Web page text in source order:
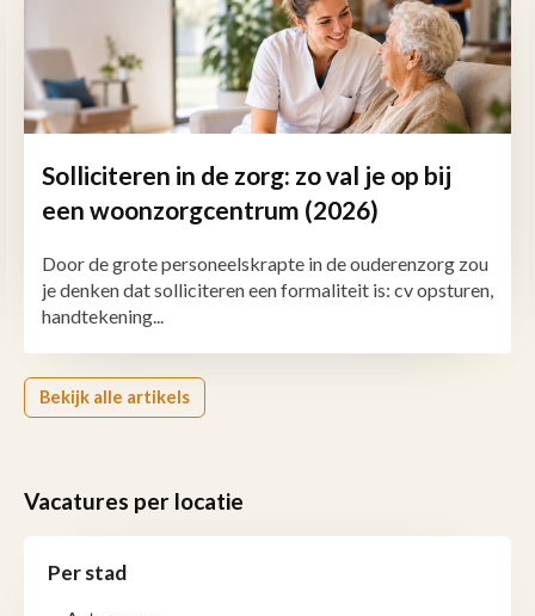
Solliciteren in de zorg: zo val je op bij
een woonzorgcentrum (2026)
Door de grote personeelskrapte in de ouderenzorg zou
je denken dat solliciteren een formaliteit is: cv opsturen,
handtekening...
Bekijk alle artikels
Vacatures per locatie
Per stad